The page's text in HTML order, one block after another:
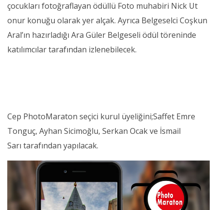
çocukları fotoğraflayan ödüllü Foto muhabiri Nick Ut
onur konuğu olarak yer alçak. Ayrıca Belgeselci Coşkun
Aral’ın hazırladığı Ara Güler Belgeseli ödül töreninde
katılımcılar tarafından izlenebilecek.
Cep PhotoMaraton seçici kurul üyeliğini;Saffet Emre
Tonguç, Ayhan Sicimoğlu, Serkan Ocak ve İsmail
Sarı tarafından yapılacak.